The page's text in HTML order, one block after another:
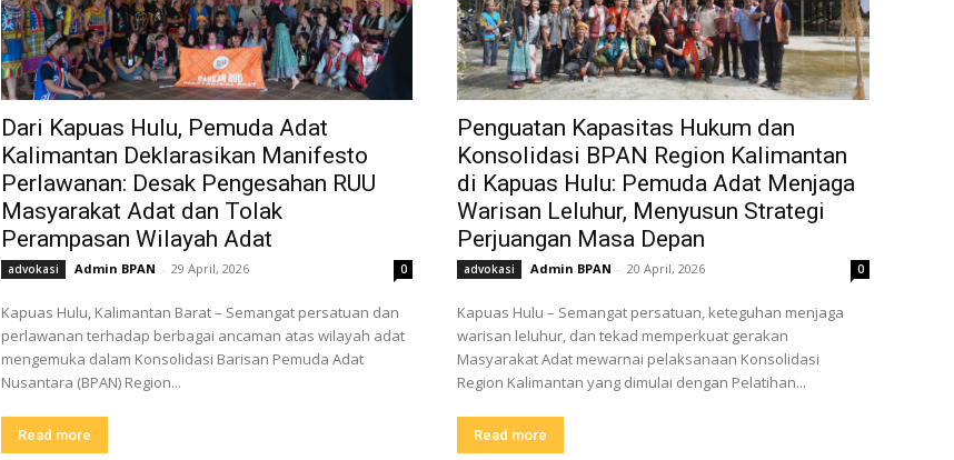
Dari Kapuas Hulu, Pemuda Adat
Kalimantan Deklarasikan Manifesto
Perlawanan: Desak Pengesahan RUU
Masyarakat Adat dan Tolak
Perampasan Wilayah Adat
advokasi Admin BPAN - 29 April, 2026 0
Kapuas Hulu, Kalimantan Barat – Semangat persatuan dan
perlawanan terhadap berbagai ancaman atas wilayah adat
mengemuka dalam Konsolidasi Barisan Pemuda Adat
Nusantara (BPAN) Region...
Read more
Penguatan Kapasitas Hukum dan
Konsolidasi BPAN Region Kalimantan
di Kapuas Hulu: Pemuda Adat Menjaga
Warisan Leluhur, Menyusun Strategi
Perjuangan Masa Depan
advokasi Admin BPAN - 20 April, 2026 0
Kapuas Hulu – Semangat persatuan, keteguhan menjaga
warisan leluhur, dan tekad memperkuat gerakan
Masyarakat Adat mewarnai pelaksanaan Konsolidasi
Region Kalimantan yang dimulai dengan Pelatihan...
Read more